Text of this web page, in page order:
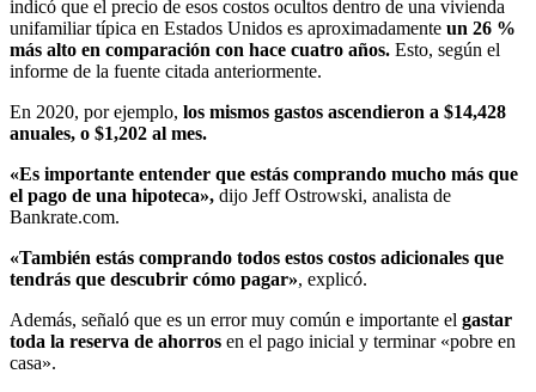
indicó que el precio de esos costos ocultos dentro de una vivienda
unifamiliar típica en Estados Unidos es aproximadamente un 26 %
más alto en comparación con hace cuatro años. Esto, según el
informe de la fuente citada anteriormente.
En 2020, por ejemplo, los mismos gastos ascendieron a $14,428
anuales, o $1,202 al mes.
«Es importante entender que estás comprando mucho más que
el pago de una hipoteca», dijo Jeff Ostrowski, analista de
Bankrate.com.
«También estás comprando todos estos costos adicionales que
tendrás que descubrir cómo pagar», explicó.
Además, señaló que es un error muy común e importante el gastar
toda la reserva de ahorros en el pago inicial y terminar «pobre en
casa».